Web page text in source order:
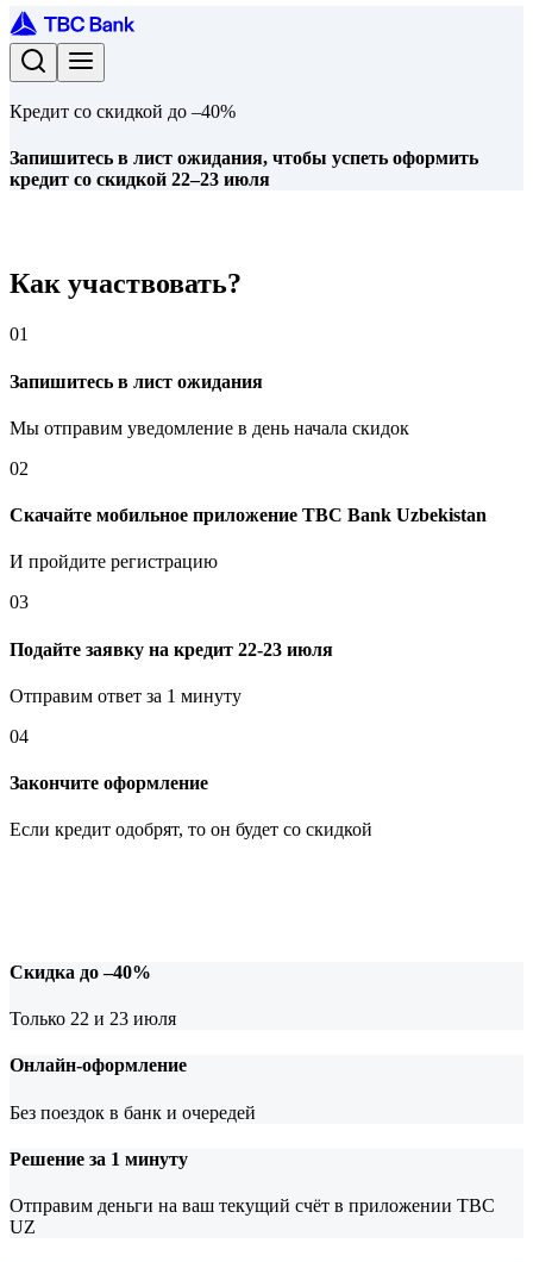
Кредит со скидкой до –40%
Запишитесь в лист ожидания, чтобы успеть оформить
кредит со скидкой 22–23 июля
Как участвовать?
01
Запишитесь в лист ожидания
Мы отправим уведомление в день начала скидок
02
Скачайте мобильное приложение TBC Bank Uzbekistan
И пройдите регистрацию
03
Подайте заявку на кредит 22-23 июля
Отправим ответ за 1 минуту
04
Закончите оформление
Если кредит одобрят, то он будет со скидкой
Скидка до –40%
Только 22 и 23 июля
Онлайн-оформление
Без поездок в банк и очередей
Решение за 1 минуту
Отправим деньги на ваш текущий счёт в приложении TBC
UZ